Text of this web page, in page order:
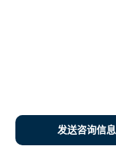
发送咨询信息